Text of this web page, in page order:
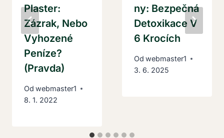
Plaster:
Zázrak, Nebo
Vyhozené
Peníze?
(Pravda)
Od webmaster1
8. 1. 2022
Ny: Bezpečná
Detoxikace V
6 Krocích
Od webmaster1
3. 6. 2025